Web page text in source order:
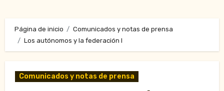
Página de inicio
Comunicados y notas de prensa
Los autónomos y la federación I
Comunicados y notas de prensa